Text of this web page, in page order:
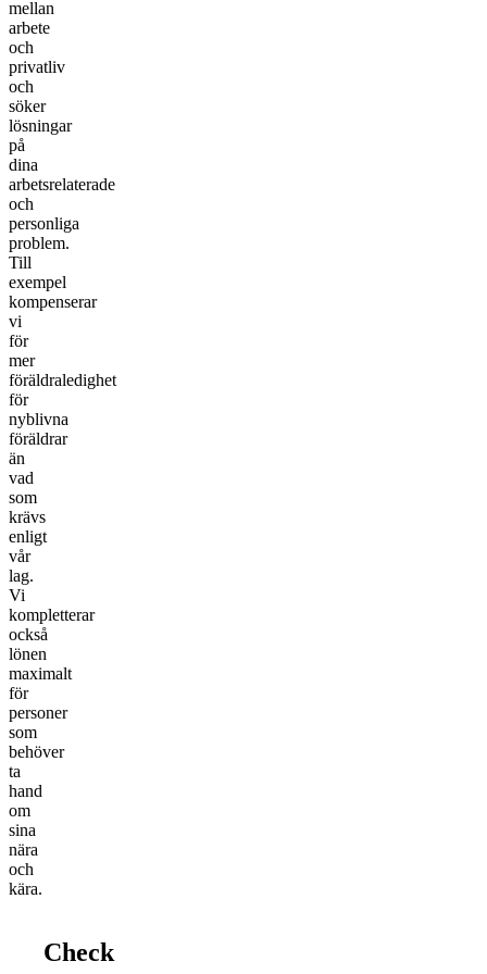
mellan
arbete
och
privatliv
och
söker
lösningar
på
dina
arbetsrelaterade
och
personliga
problem.
Till
exempel
kompenserar
vi
för
mer
föräldraledighet
för
nyblivna
föräldrar
än
vad
som
krävs
enligt
vår
lag.
Vi
kompletterar
också
lönen
maximalt
för
personer
som
behöver
ta
hand
om
sina
nära
och
kära.
Check